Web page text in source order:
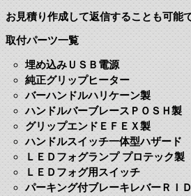
お見積り作成して返信することも可能
取付パーツ一覧
埋め込みＵＳＢ電源
純正グリップヒーター
バーハンドルハリケーン製
ハンドルバーブレースＰＯＳＨ製
グリップエンドＥＦＥＸ製
ハンドルスイッチ一体型ハザード
ＬＥＤフォグランプ プロテック製
ＬＥＤフォグ用スイッチ
パーキング付ブレーキレバーＲＩ